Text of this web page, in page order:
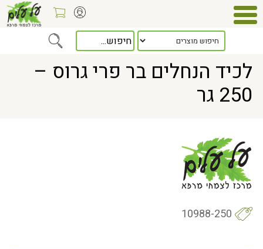
> לכיד הנחלים בר פרי גרוס – 250 גר
לכיד הנחלים בר פרי גרוס –
250 גר
10988-250